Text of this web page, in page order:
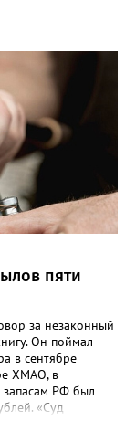
пяти
за незаконный
Он поймал
в сентябре
ХМАО, в
запасам РФ был
«Суд